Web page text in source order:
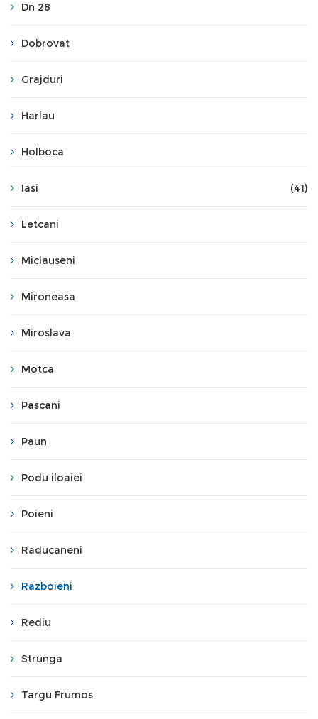
Dn 28
Dobrovat
Grajduri
Harlau
Holboca
Iasi (41)
Letcani
Miclauseni
Mironeasa
Miroslava
Motca
Pascani
Paun
Podu iloaiei
Poieni
Raducaneni
Razboieni
Rediu
Strunga
Targu Frumos